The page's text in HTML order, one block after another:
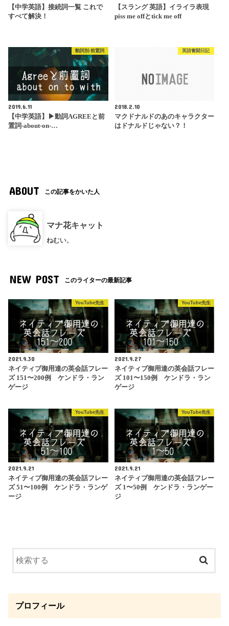
【中学英語】接続詞一覧 これで
すべて解決！
【スラング 英語】イライラ表現
piss me offとtick me off
動詞別-前置詞
2019.6.11
【中学英語】▶︎動詞AGREEと前
置詞-about-on-…
英語奮闘日記
2018.2.10
マクドナルドのあのキャラクター
はドナルドじゃない？！
ABOUT この記事をかいた人
マナ花キャット
ねむい。
NEW POST このライターの最新記事
YouTube先生
2021.9.30
ネイティブ御用達の英会話フレー
ズ 151〜200例 ケンドラ・ラン
ゲージ
YouTube先生
2021.9.27
ネイティブ御用達の英会話フレー
ズ 101〜150例 ケンドラ・ラン
ゲージ
YouTube先生
2021.9.21
ネイティブ御用達の英会話フレー
ズ 51〜100例 ケンドラ・ランゲ
ージ
YouTube先生
2021.9.21
ネイティブ御用達の英会話フレー
ズ 1〜50例 ケンドラ・ランゲー
ジ
プロフィール